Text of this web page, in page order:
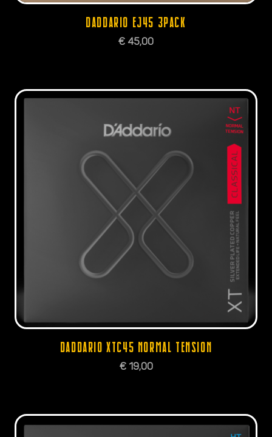
DADDARIO EJ45 3PACK
€ 45,00
DADDARIO XTC45 NORMAL TENSION
€19,00